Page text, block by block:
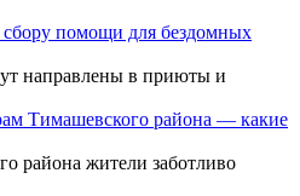
помощи для бездомных
направлены в приюты и
Тимашевского района — какие
района жители заботливо